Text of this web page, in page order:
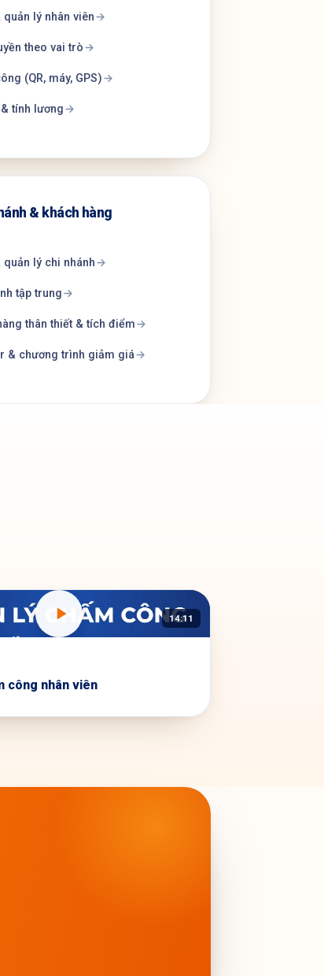
quản lý nhân viên
theo vai trò
(QR, máy, GPS)
tính lương
& khách hàng
quản lý chi nhánh
tập trung
thân thiết & tích điểm
& chương trình giảm giá
14:11
công nhân viên